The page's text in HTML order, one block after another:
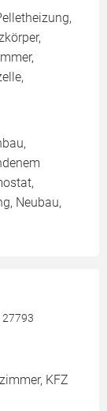
Neubau,
27793
KFZ